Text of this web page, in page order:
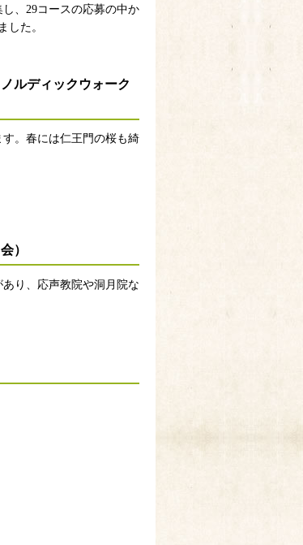
、29コースの応募の中か
した。
ルディックウォーク
。春には仁王門の桜も綺
）
り、応声教院や洞月院な